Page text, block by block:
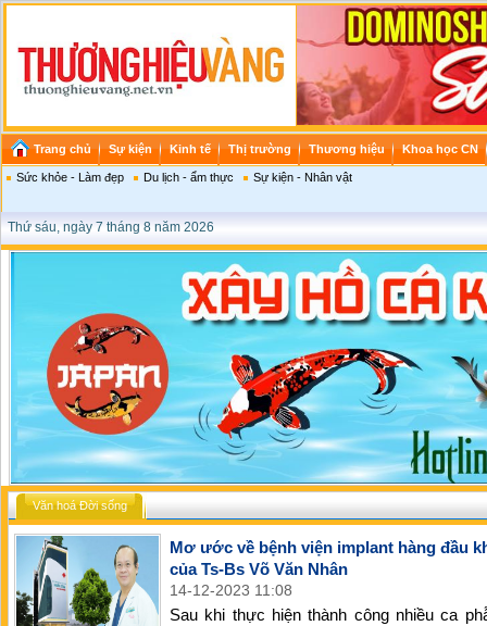
Trang chủ Sự kiện Kinh tế Thị trường Thương hiệu Khoa học CN
Sức khỏe - Làm đẹp Du lịch - ẩm thực Sự kiện - Nhân vật
Thứ sáu, ngày 7 tháng 8 năm 2026
Văn hoá Đời sống
Mơ ước về bệnh viện implant hàng đầu
của Ts-Bs Võ Văn Nhân
14-12-2023 11:08
Sau khi thực hiện thành công nhiều ca